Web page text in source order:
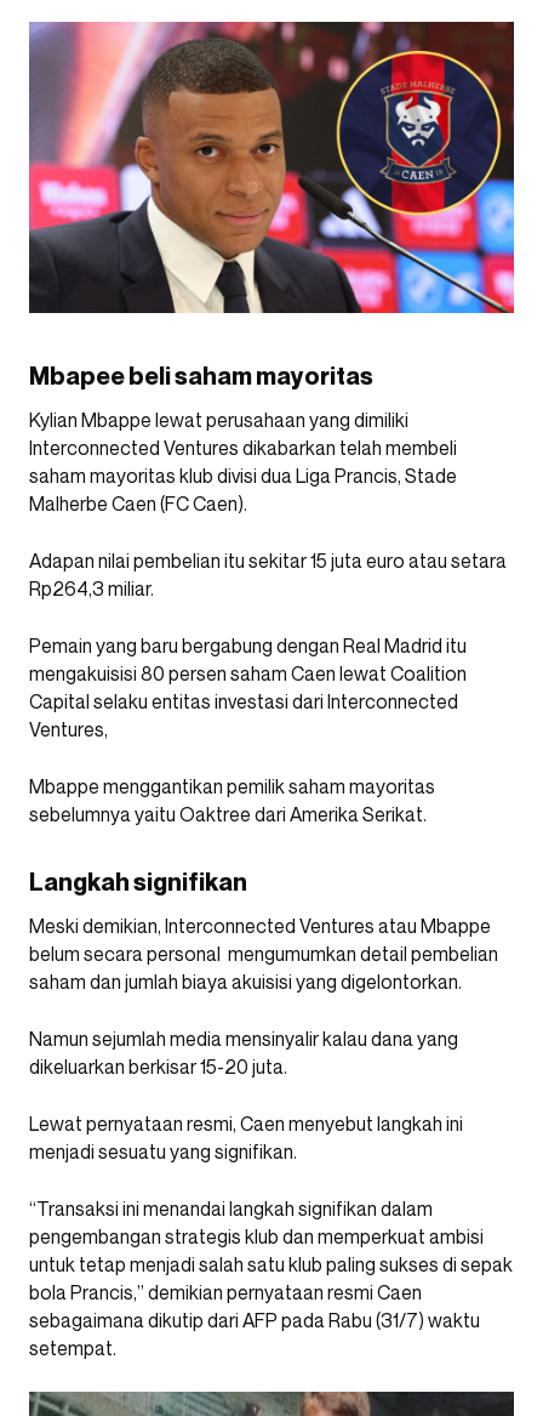
Mbapee beli saham mayoritas
Kylian Mbappe lewat perusahaan yang dimiliki
Interconnected Ventures dikabarkan telah membeli
saham mayoritas klub divisi dua Liga Prancis, Stade
Malherbe Caen (FC Caen).
Adapan nilai pembelian itu sekitar 15 juta euro atau setara
Rp264,3 miliar.
Pemain yang baru bergabung dengan Real Madrid itu
mengakuisisi 80 persen saham Caen lewat Coalition
Capital selaku entitas investasi dari Interconnected
Ventures,
Mbappe menggantikan pemilik saham mayoritas
sebelumnya yaitu Oaktree dari Amerika Serikat.
Langkah signifikan
Meski demikian, Interconnected Ventures atau Mbappe
belum secara personal mengumumkan detail pembelian
saham dan jumlah biaya akuisisi yang digelontorkan.
Namun sejumlah media mensinyalir kalau dana yang
dikeluarkan berkisar 15-20 juta.
Lewat pernyataan resmi, Caen menyebut langkah ini
menjadi sesuatu yang signifikan.
“Transaksi ini menandai langkah signifikan dalam
pengembangan strategis klub dan memperkuat ambisi
untuk tetap menjadi salah satu klub paling sukses di sepak
bola Prancis,” demikian pernyataan resmi Caen
sebagaimana dikutip dari AFP pada Rabu (31/7) waktu
setempat.